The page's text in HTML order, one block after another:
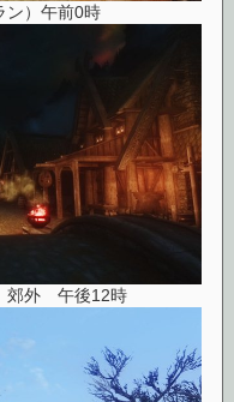
ン）午前0時
郊外 午後12時